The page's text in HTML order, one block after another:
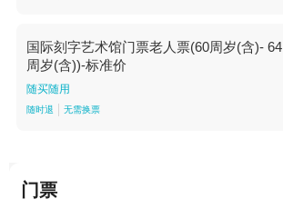
国际刻字艺术馆门票老人票(60周岁(含)- 64
周岁(含))-标准价
随买随用
随时退 无需换票
门票